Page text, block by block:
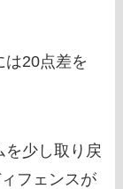
は20点差を
を少し取り戻
フェンスが